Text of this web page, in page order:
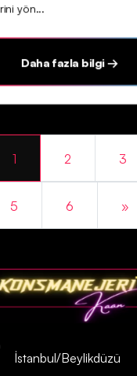
yön...
Daha fazla bilgi →
1 2 3
5 6 »
İstanbul/Beylikdüzü